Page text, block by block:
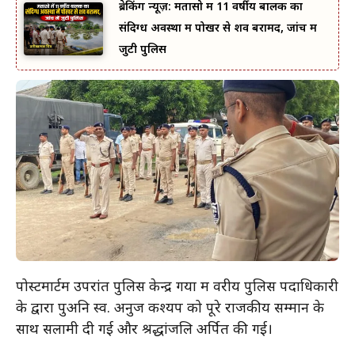
ब्रेकिंग न्यूज़: मतासो में 11 वर्षीय बालक का
संदिग्ध अवस्था में पोखर से शव बरामद, जांच में
जुटी पुलिस
पोस्टमार्टम उपरांत पुलिस केन्द्र गया में वरीय पुलिस पदाधिकारी
के द्वारा पुअनि स्व. अनुज कश्यप को पूरे राजकीय सम्मान के
साथ सलामी दी गई और श्रद्धांजलि अर्पित की गई।